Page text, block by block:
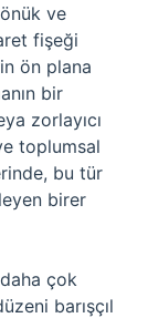
ve
fişeği
ön plana
bir
zorlayıcı
toplumsal
bu tür
birer
çok
barışçıl